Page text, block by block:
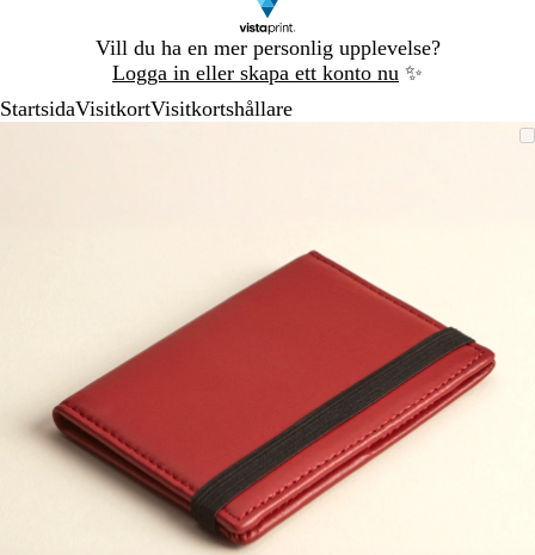
Vill du ha en mer personlig upplevelse?
Logga in eller skapa ett konto nu ✨
1
StartsidaVisitkortVisitkortshållare
att
zooma
piltangenterna
för
att
panorera